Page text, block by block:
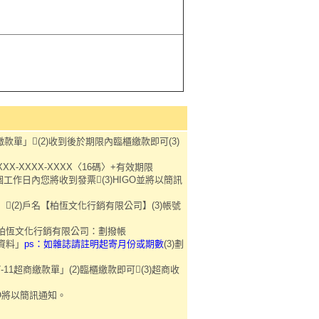
單」(2)收到後於期限內臨櫃繳款即可(3)
XXXX-XXXX〈16碼〉+有效期限
作日內您將收到發票(3)HIGO並將以簡訊
戶名【柏恆文化行銷有限公司】(3)帳號
恆文化行銷有限公司：劃撥帳
」 ps：如雜誌請註明起寄月份或期數(3)劃
超商繳款單」(2)臨櫃繳款即可(3)超商收
以簡訊通知。